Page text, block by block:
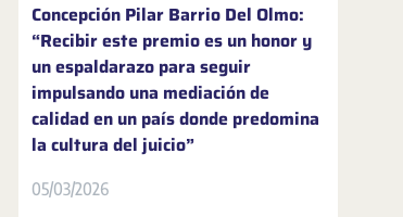
Concepción Pilar Barrio Del Olmo:
“Recibir este premio es un honor y
un espaldarazo para seguir
impulsando una mediación de
calidad en un país donde predomina
la cultura del juicio”
05/03/2026